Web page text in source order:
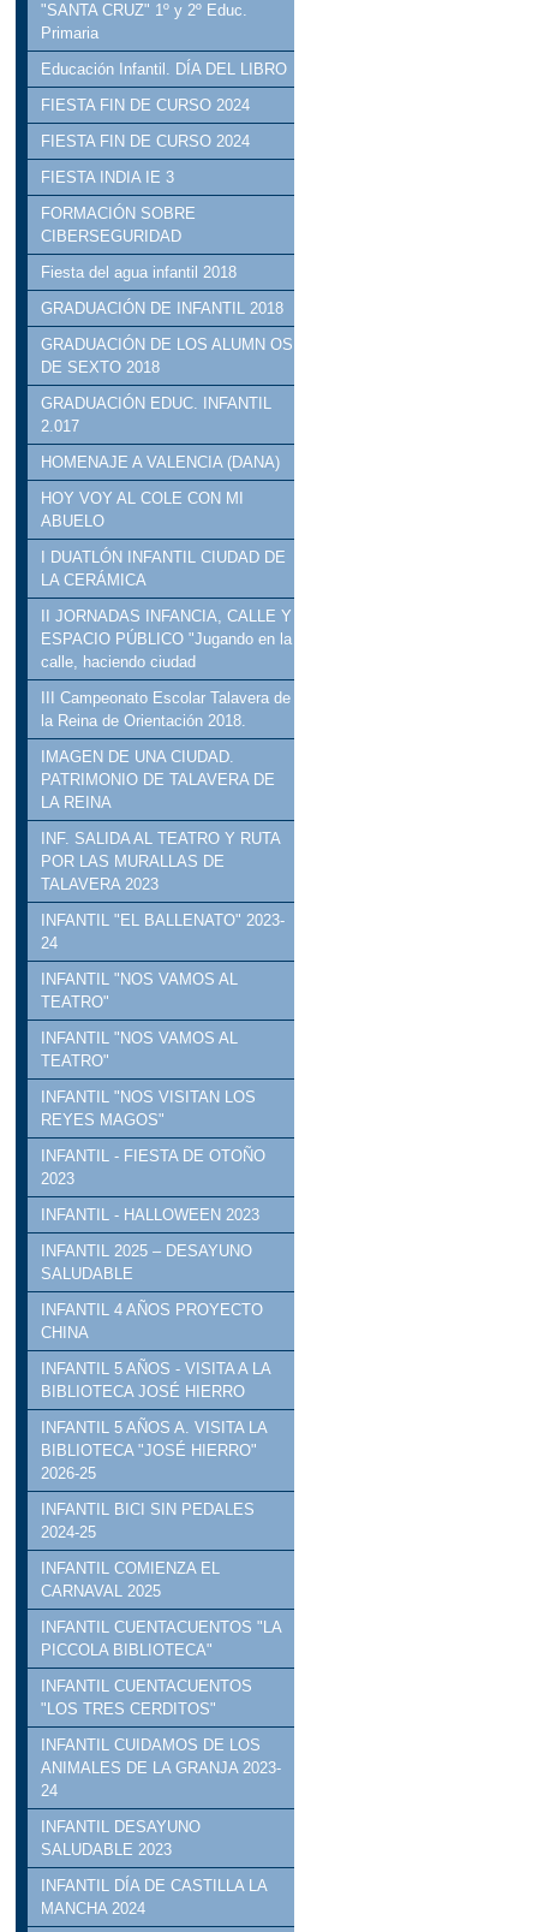
"SANTA CRUZ" 1º y 2º Educ.
Primaria
Educación Infantil. DÍA DEL LIBRO
FIESTA FIN DE CURSO 2024
FIESTA FIN DE CURSO 2024
FIESTA INDIA IE 3
FORMACIÓN SOBRE
CIBERSEGURIDAD
Fiesta del agua infantil 2018
GRADUACIÓN DE INFANTIL 2018
GRADUACIÓN DE LOS ALUMN OS
DE SEXTO 2018
GRADUACIÓN EDUC. INFANTIL
2.017
HOMENAJE A VALENCIA (DANA)
HOY VOY AL COLE CON MI
ABUELO
I DUATLÓN INFANTIL CIUDAD DE
LA CERÁMICA
II JORNADAS INFANCIA, CALLE Y
ESPACIO PÚBLICO "Jugando en la
calle, haciendo ciudad
III Campeonato Escolar Talavera de
la Reina de Orientación 2018.
IMAGEN DE UNA CIUDAD.
PATRIMONIO DE TALAVERA DE
LA REINA
INF. SALIDA AL TEATRO Y RUTA
POR LAS MURALLAS DE
TALAVERA 2023
INFANTIL "EL BALLENATO" 2023-
24
INFANTIL "NOS VAMOS AL
TEATRO"
INFANTIL "NOS VAMOS AL
TEATRO"
INFANTIL "NOS VISITAN LOS
REYES MAGOS"
INFANTIL - FIESTA DE OTOÑO
2023
INFANTIL - HALLOWEEN 2023
INFANTIL 2025 – DESAYUNO
SALUDABLE
INFANTIL 4 AÑOS PROYECTO
CHINA
INFANTIL 5 AÑOS - VISITA A LA
BIBLIOTECA JOSÉ HIERRO
INFANTIL 5 AÑOS A. VISITA LA
BIBLIOTECA "JOSÉ HIERRO"
2026-25
INFANTIL BICI SIN PEDALES
2024-25
INFANTIL COMIENZA EL
CARNAVAL 2025
INFANTIL CUENTACUENTOS "LA
PICCOLA BIBLIOTECA"
INFANTIL CUENTACUENTOS
"LOS TRES CERDITOS"
INFANTIL CUIDAMOS DE LOS
ANIMALES DE LA GRANJA 2023-
24
INFANTIL DESAYUNO
SALUDABLE 2023
INFANTIL DÍA DE CASTILLA LA
MANCHA 2024